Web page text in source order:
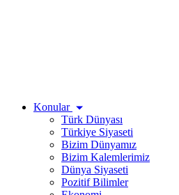
Konular
Türk Dünyası
Türkiye Siyaseti
Bizim Dünyamız
Bizim Kalemlerimiz
Dünya Siyaseti
Pozitif Bilimler